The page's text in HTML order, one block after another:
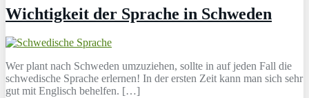
Wichtigkeit der Sprache in Schweden
Wer plant nach Schweden umzuziehen, sollte in auf jeden Fall die
schwedische Sprache erlernen! In der ersten Zeit kann man sich sehr
gut mit Englisch behelfen. […]